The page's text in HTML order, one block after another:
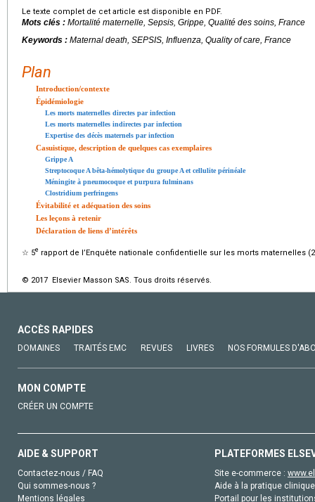
Le texte complet de cet article est disponible en PDF.
Mots clés : Mortalité maternelle, Sepsis, Grippe, Qualité des soins, France
Keywords : Maternal death, SEPSIS, Influenza, Quality of care, France
Plan
Introduction/contexte
Épidémiologie
Les morts maternelles directes par infection
Les morts maternelles indirectes par infection
Expertise des décès maternels par infection
Casuistique, description de quelques cas exemplaires
Grippe A
Streptocoque A bêta-hémolytique du groupe A et cellulite périnéale
Méningite à pneumocoque et purpura fulminans
Clostridium perfringens
Évitabilité et adéquation des soins
Les leçons à retenir
Déclaration de liens d’intérêts
☆ 5e rapport de l’Enquête nationale confidentielle sur les morts maternelles
© 2017 Elsevier Masson SAS. Tous droits réservés.
ACCÈS RAPIDES
DOMAINES TRAITÉS EMC REVUES LIVRES NOS FORMULES
MON COMPTE
CRÉER UN COMPTE
AIDE & SUPPORT
Contactez-nous / FAQ
Qui sommes-nous ?
Mentions légales
PLATEFORMES
Site e-commerce :
Aide à la pratique
Portail pour les